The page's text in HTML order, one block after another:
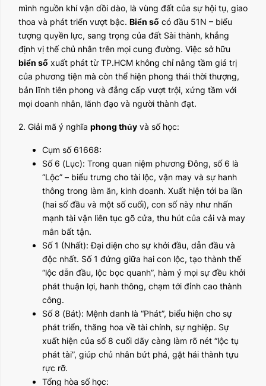
mình nguồn khí vận dồi dào, là vùng đất của sự hội tụ, giao
thoa và phát triển vượt bậc. Biển số có đầu 51N – biểu
tượng quyền lực, sang trọng của đất Sài thành, khẳng
định vị thế chủ nhân trên mọi cung đường. Việc sở hữu
biển số xuất phát từ TP.HCM không chỉ nâng tầm giá trị
của phương tiện mà còn thể hiện phong thái thời thượng,
bản lĩnh tiên phong và đẳng cấp vượt trội, xứng tầm với
mọi doanh nhân, lãnh đạo và người thành đạt.
2. Giải mã ý nghĩa phong thủy và số học:
Cụm số 61668:
Số 6 (Lục): Trong quan niệm phương Đông, số 6 là
“Lộc” – biểu trưng cho tài lộc, vận may và sự hanh
thông trong làm ăn, kinh doanh. Xuất hiện tới ba lần
(hai số đầu và một số cuối), con số này như nhấn
mạnh tài vận liên tục gõ cửa, thu hút của cải và may
mắn bất tận.
Số 1 (Nhất): Đại diện cho sự khởi đầu, dẫn đầu và
độc nhất. Số 1 đứng giữa hai con lộc, tạo thành thế
“lộc dẫn đầu, lộc bọc quanh”, hàm ý mọi sự đều khởi
phát thuận lợi, hanh thông, chạm tới đỉnh cao thành
công.
Số 8 (Bát): Mệnh danh là “Phát”, biểu hiện cho sự
phát triển, thăng hoa về tài chính, sự nghiệp. Sự
xuất hiện của số 8 cuối dãy càng làm rõ nét “lộc tụ
phát tài”, giúp chủ nhân bứt phá, gặt hái thành tựu
rực rỡ.
Tổng hòa số học: